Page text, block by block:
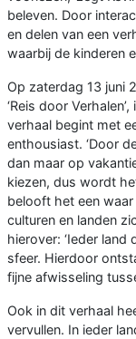
beleven. Door
en delen van een
waarbij de kinderen
Op zaterdag 13 juni
‘Reis door
verhaal begint met
enthousiast. ‘Door
dan maar op
kiezen, dus wordt
belooft het een
culturen en landen
hierover: ‘Ieder
sfeer. Hierdoor
fijne afwisseling
Ook in dit verhaal
vervullen. In ieder